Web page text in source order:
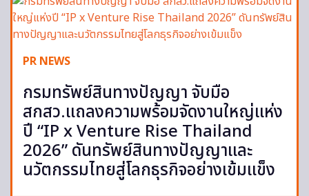
PR NEWS
กรมทรัพย์สินทางปัญญา จับมือ
สกสว.แถลงความพร้อมจัดงานใหญ่แห่ง
ปี “IP x Venture Rise Thailand
2026” ดันทรัพย์สินทางปัญญาและ
นวัตกรรมไทยสู่โลกธุรกิจอย่างเข้มแข็ง